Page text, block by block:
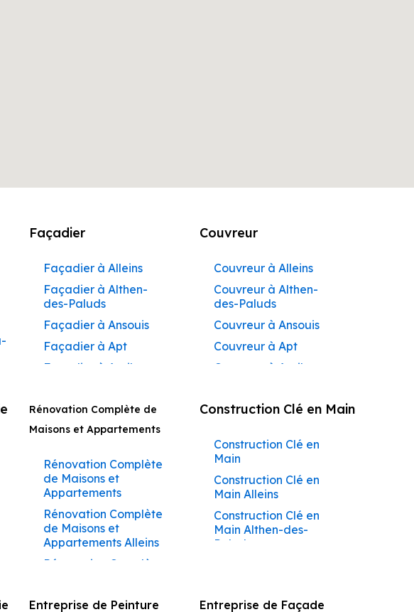
Façadier
Façadier à Alleins
Façadier à Althen-
des-Paluds
Façadier à Ansouis
Façadier à Apt
Façadier à Auribeau
Façadier à
AvignonFaçadier à
Barbentane
Façadier à
Beaumettes
Façadier à Beaumont-
de-Pertuis
Façadier à Bédarrides
Couvreur
Couvreur à Alleins
Couvreur à Althen-
des-Paluds
Couvreur à Ansouis
Couvreur à Apt
Couvreur à Auribeau
Couvreur à Avignon
Barbentane
Couvreur à
Beaumettes
Couvreur à Beaumont-
de-Pertuis
Couvreur à Bédarrides
Couvreur à Buoux
Rénovation Complète de
Maisons et Appartements
Rénovation Complète
de Maisons et
Appartements
Rénovation Complète
de Maisons et
Appartements Alleins
Rénovation Complète
des-Paluds
Construction Clé en Main
Construction Clé en
Main
Construction Clé en
Main Alleins
Construction Clé en
Main Althen-des-
Paluds
Construction Clé en
Entreprise de Peinture Entreprise de Façade